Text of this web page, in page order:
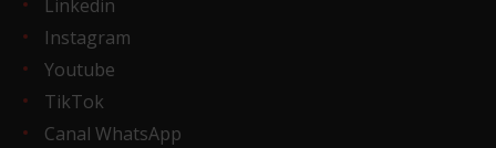
Linkedin
Instagram
Youtube
TikTok
Canal WhatsApp